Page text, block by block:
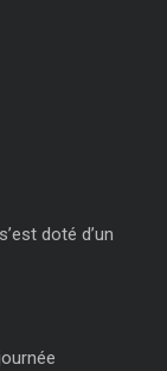
doté d’un